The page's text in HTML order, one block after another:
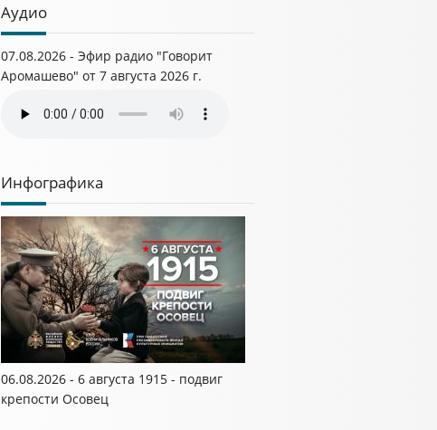
Аудио
07.08.2026 - Эфир радио "Говорит
Аромашево" от 7 августа 2026 г.
Инфографика
06.08.2026 - 6 августа 1915 - подвиг
крепости Осовец